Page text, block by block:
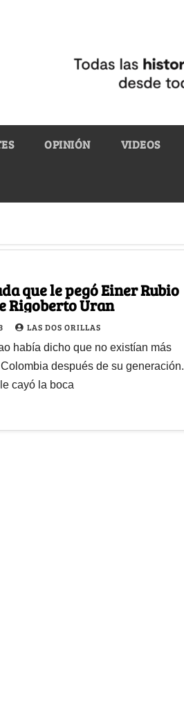
OPINIÓN VIDEOS
que le pegó Einer Rubio
Rigoberto Uran
LAS DOS ORILLAS
había dicho que no existían más
después de su generación.
cayó la boca